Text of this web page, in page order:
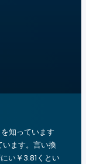
知っています
ます。言い換
い￥3.81くとい